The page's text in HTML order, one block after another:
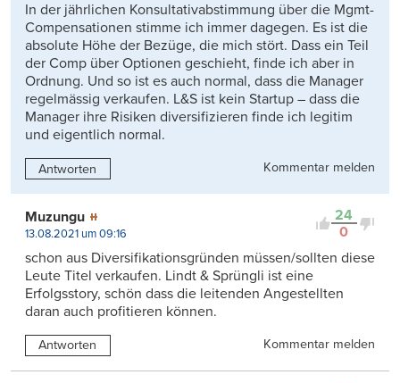
In der jährlichen Konsultativabstimmung über die Mgmt-
Compensationen stimme ich immer dagegen. Es ist die
absolute Höhe der Bezüge, die mich stört. Dass ein Teil
der Comp über Optionen geschieht, finde ich aber in
Ordnung. Und so ist es auch normal, dass die Manager
regelmässig verkaufen. L&S ist kein Startup – dass die
Manager ihre Risiken diversifizieren finde ich legitim
und eigentlich normal.
Antworten Kommentar melden
24
0
Muzungu
13.08.2021 um 09:16
schon aus Diversifikationsgründen müssen/sollten diese
Leute Titel verkaufen. Lindt & Sprüngli ist eine
Erfolgsstory, schön dass die leitenden Angestellten
daran auch profitieren können.
Antworten Kommentar melden